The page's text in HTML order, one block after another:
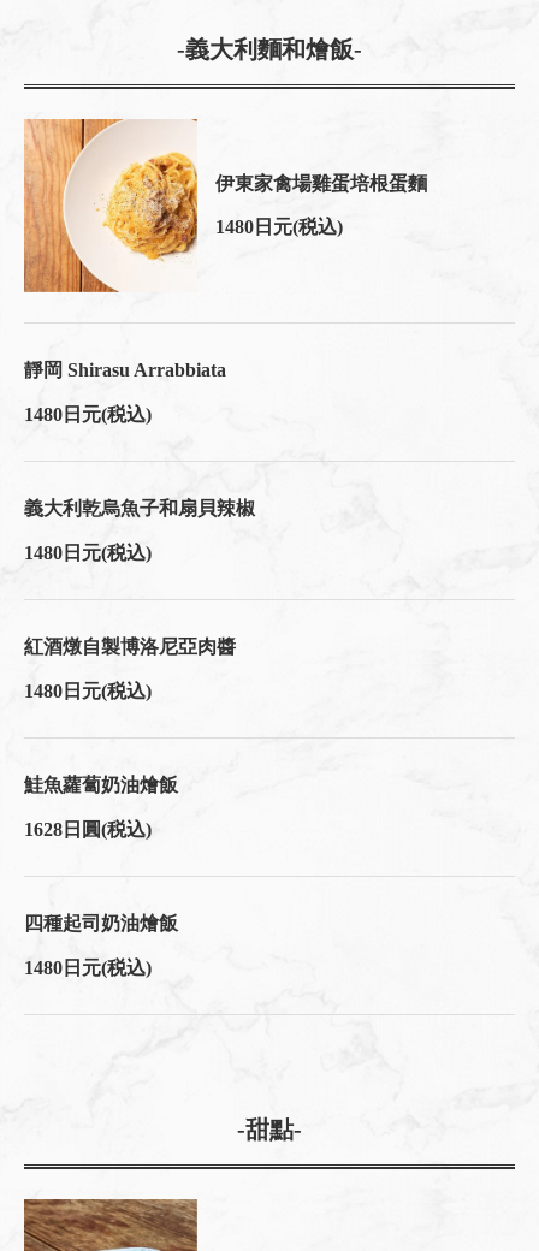
-義大利麵和燴飯-
伊東家禽場雞蛋培根蛋麵
1480日元(税込)
靜岡 Shirasu Arrabbiata
1480日元(税込)
義大利乾烏魚子和扇貝辣椒
1480日元(税込)
紅酒燉自製博洛尼亞肉醬
1480日元(税込)
鮭魚蘿蔔奶油燴飯
1628日圓(税込)
四種起司奶油燴飯
1480日元(税込)
-甜點-